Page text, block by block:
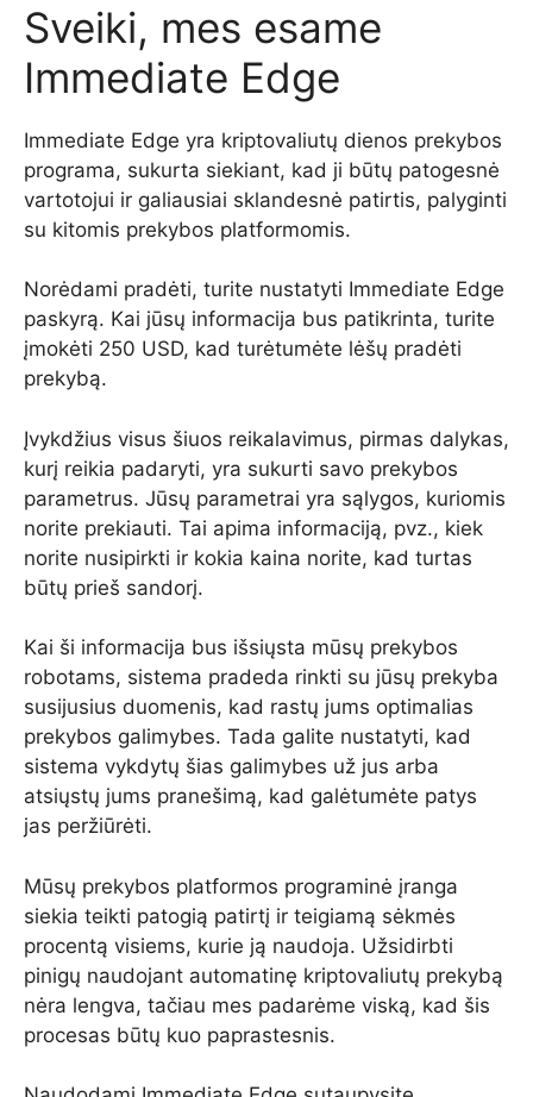
Sveiki, mes esame
Immediate Edge
Immediate Edge yra kriptovaliutų dienos prekybos
programa, sukurta siekiant, kad ji būtų patogesnė
vartotojui ir galiausiai sklandesnė patirtis, palyginti
su kitomis prekybos platformomis.
Norėdami pradėti, turite nustatyti Immediate Edge
paskyrą. Kai jūsų informacija bus patikrinta, turite
įmokėti 250 USD, kad turėtumėte lėšų pradėti
prekybą.
Įvykdžius visus šiuos reikalavimus, pirmas dalykas,
kurį reikia padaryti, yra sukurti savo prekybos
parametrus. Jūsų parametrai yra sąlygos, kuriomis
norite prekiauti. Tai apima informaciją, pvz., kiek
norite nusipirkti ir kokia kaina norite, kad turtas
būtų prieš sandorį.
Kai ši informacija bus išsiųsta mūsų prekybos
robotams, sistema pradeda rinkti su jūsų prekyba
susijusius duomenis, kad rastų jums optimalias
prekybos galimybes. Tada galite nustatyti, kad
sistema vykdytų šias galimybes už jus arba
atsiųstų jums pranešimą, kad galėtumėte patys
jas peržiūrėti.
Mūsų prekybos platformos programinė įranga
siekia teikti patogią patirtį ir teigiamą sėkmės
procentą visiems, kurie ją naudoja. Užsidirbti
pinigų naudojant automatinę kriptovaliutų prekybą
nėra lengva, tačiau mes padarėme viską, kad šis
procesas būtų kuo paprastesnis.